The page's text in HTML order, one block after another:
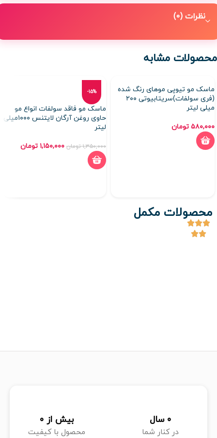
نظرات (0)
محصولات مشابه
ماسک مو تیوپی موهای رنگ شده
(فری سولفات)سریتابیوتی ۲۰۰
میلی لیتر
۵۸۰,۰۰۰ تومان
-15%
ماسک مو فاقد سولفات انواع مو
حاوی روغن آرگان لایتنس ۱۰۰۰میلی
لیتر
۱,۳۵۰,۰۰۰ تومان ۱,۱۵۰,۰۰۰ تومان
محصولات مکمل
در کنار شما
0 سال
محصول با کیفیت
بیش از 0